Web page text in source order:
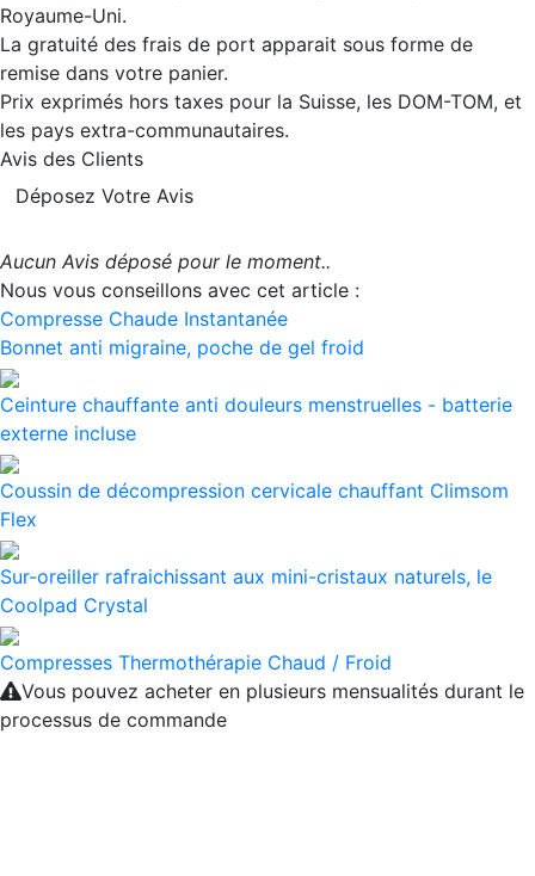
Royaume-Uni.
La gratuité des frais de port apparait sous forme de
remise dans votre panier.
Prix exprimés hors taxes pour la Suisse, les DOM-TOM, et
les pays extra-communautaires.
Avis des Clients
Déposez Votre Avis
Aucun Avis déposé pour le moment..
Nous vous conseillons avec cet article :
Compresse Chaude Instantanée
Bonnet anti migraine, poche de gel froid
Ceinture chauffante anti douleurs menstruelles - batterie
externe incluse
Coussin de décompression cervicale chauffant Climsom
Flex
Sur-oreiller rafraichissant aux mini-cristaux naturels, le
Coolpad Crystal
Compresses Thermothérapie Chaud / Froid
Vous pouvez acheter en plusieurs mensualités durant le
processus de commande